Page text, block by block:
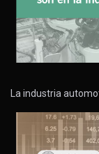
La industria